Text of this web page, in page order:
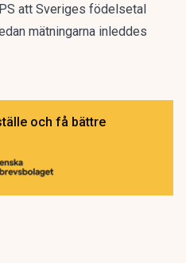
att Sveriges födelsetal
mätningarna inleddes
och få bättre